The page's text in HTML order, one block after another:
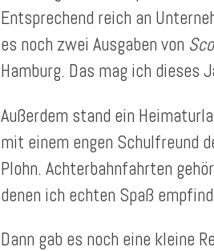
Entsprechend reich an
es noch zwei Ausgaben von
Hamburg. Das mag ich dieses
Außerdem stand ein
mit einem engen Schulfreund
Plohn. Achterbahnfahrten
denen ich echten Spaß
Dann gab es noch eine kleine